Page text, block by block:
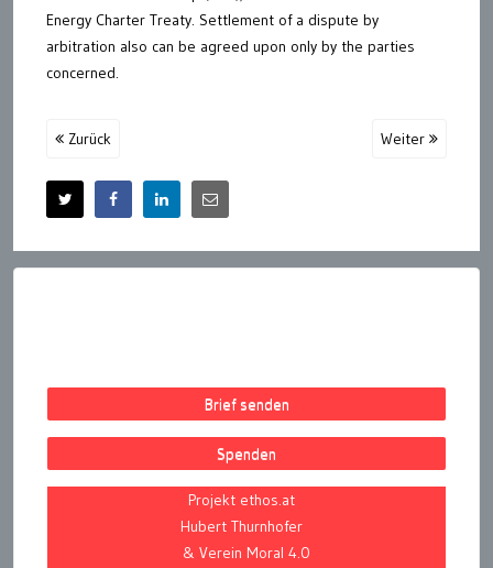
Energy Charter Treaty. Settlement of a dispute by
arbitration also can be agreed upon only by the parties
concerned.
Zurück Weiter
Brief senden
Spenden
Projekt ethos.at
Hubert Thurnhofer
& Verein Moral 4.0